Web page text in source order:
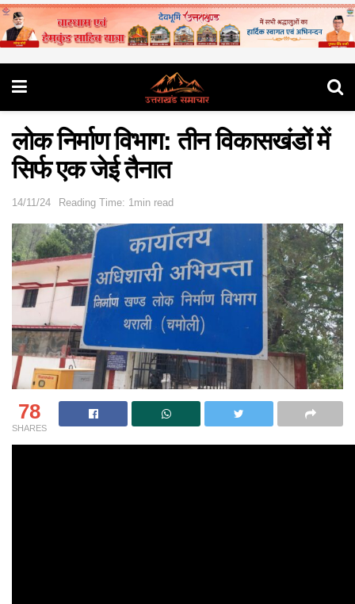
लोक निर्माण विभाग: तीन विकासखंडों में
सिर्फ एक जेई तैनात
14/11/24 Reading Time: 1min read
78
SHARES